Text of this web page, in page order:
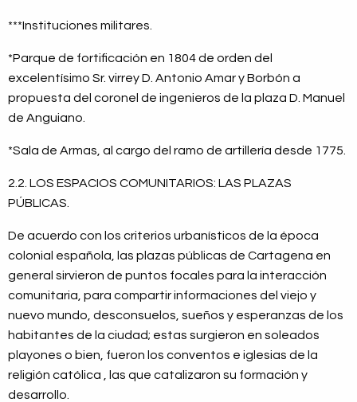
***Instituciones militares.
*Parque de fortificación en 1804 de orden del
excelentísimo Sr. virrey D. Antonio Amar y Borbón a
propuesta del coronel de ingenieros de la plaza D. Manuel
de Anguiano.
*Sala de Armas, al cargo del ramo de artillería desde 1775.
2.2. LOS ESPACIOS COMUNITARIOS: LAS PLAZAS
PÚBLICAS.
De acuerdo con los criterios urbanísticos de la época
colonial española, las plazas públicas de Cartagena en
general sirvieron de puntos focales para la interacción
comunitaria, para compartir informaciones del viejo y
nuevo mundo, desconsuelos, sueños y esperanzas de los
habitantes de la ciudad; estas surgieron en soleados
playones o bien, fueron los conventos e iglesias de la
religión católica , las que catalizaron su formación y
desarrollo.